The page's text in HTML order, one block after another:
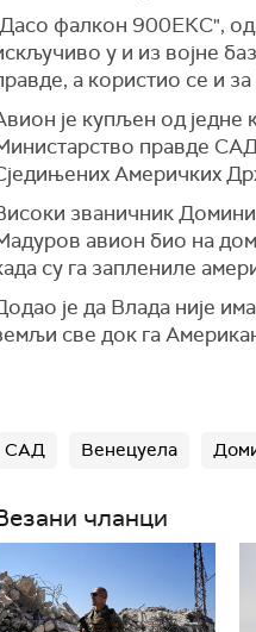
фалкон 900ЕКС", од
у и из војне
а користио се и
је купљен од једне
правде
Америчких
званичник
авион био на
су га заплениле
је да Влада није
све док га
САД Венецуела
чланци